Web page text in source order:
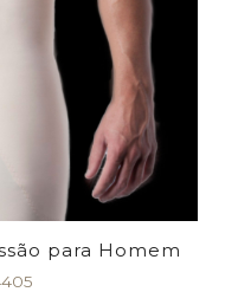
para Homem